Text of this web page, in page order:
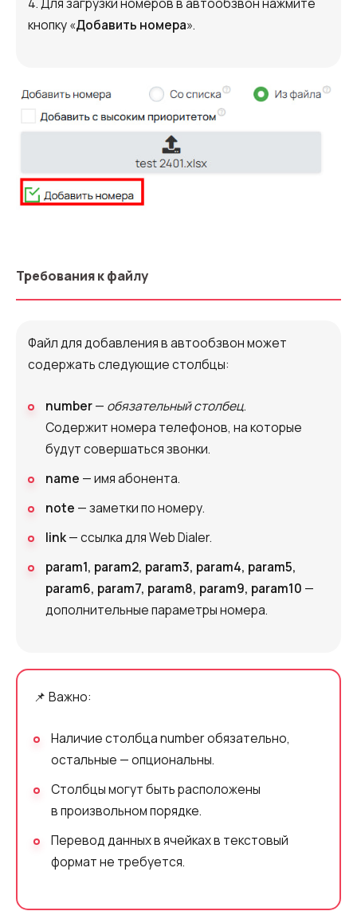
кнопку «Добавить номера».
Требования к файлу
Файл для добавления в автообзвон может
содержать следующие столбцы:
number— обязательный столбец.
Содержит номера телефонов, на которые
будут совершаться звонки.
name — имя абонента.
note — заметки по номеру.
link— ссылка для Web Dialer.
param1, param2, param3, param4, param5,
param6, param7, param8, param9, param10 —
дополнительные параметры номера.
📌 Важно:
Наличие столбца number обязательно,
остальные — опциональны.
Столбцы могут быть расположены
в произвольном порядке.
Перевод данных в ячейках в текстовый
формат не требуется.